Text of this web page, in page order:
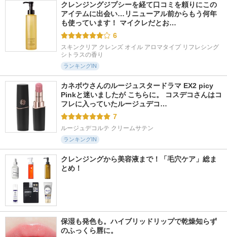
クレンジングジプシーを経て口コミを頼りにこの
アイテムに出会い…リニューアル前からもう何年
も使っています！ マイクレだとお…
6
スキンクリア クレンズ オイル アロマタイプ リフレシング
シトラスの香り
ランキングIN
カネボウさんのルージュスタードラマ EX2 picy
Pinkと迷いましたが こちらに。 コスデコさんはコ
フレに入っていたルージュデコ…
7
ルージュデコルテ クリームサテン
ランキングIN
クレンジングから美容液まで！「毛穴ケア」総ま
とめ！
保湿も発色も。ハイブリッドリップで乾燥知らず
のふっくら唇に。